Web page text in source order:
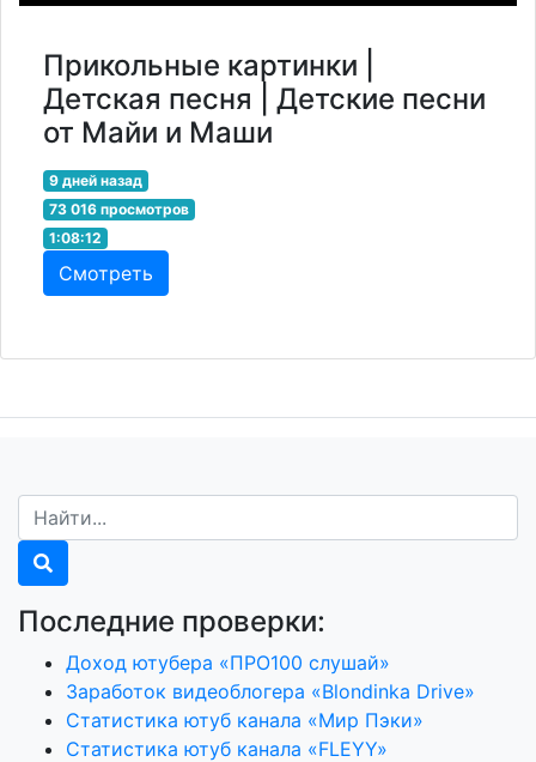
Прикольные картинки |
Детская песня | Детские песни
от Майи и Маши
9 дней назад
73 016 просмотров
1:08:12
Смотреть
Последние проверки:
Доход ютубера «ПРО100 слушай»
Заработок видеоблогера «Blondinka Drive»
Статистика ютуб канала «Мир Пэки»
Статистика ютуб канала «FLEYY»